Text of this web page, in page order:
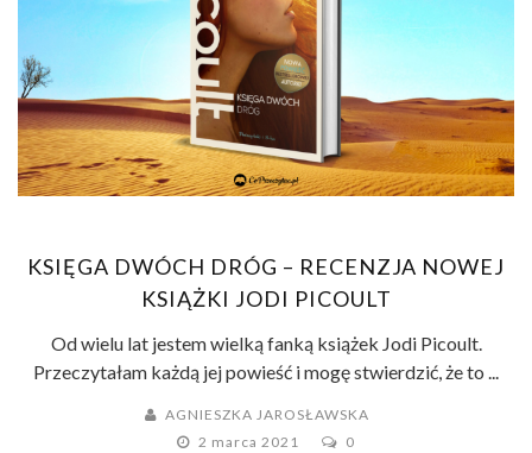
KSIĘGA DWÓCH DRÓG – RECENZJA NOWEJ
KSIĄŻKI JODI PICOULT
Od wielu lat jestem wielką fanką książek Jodi Picoult.
Przeczytałam każdą jej powieść i mogę stwierdzić, że to ...
AGNIESZKA JAROSŁAWSKA
2 marca 2021
0